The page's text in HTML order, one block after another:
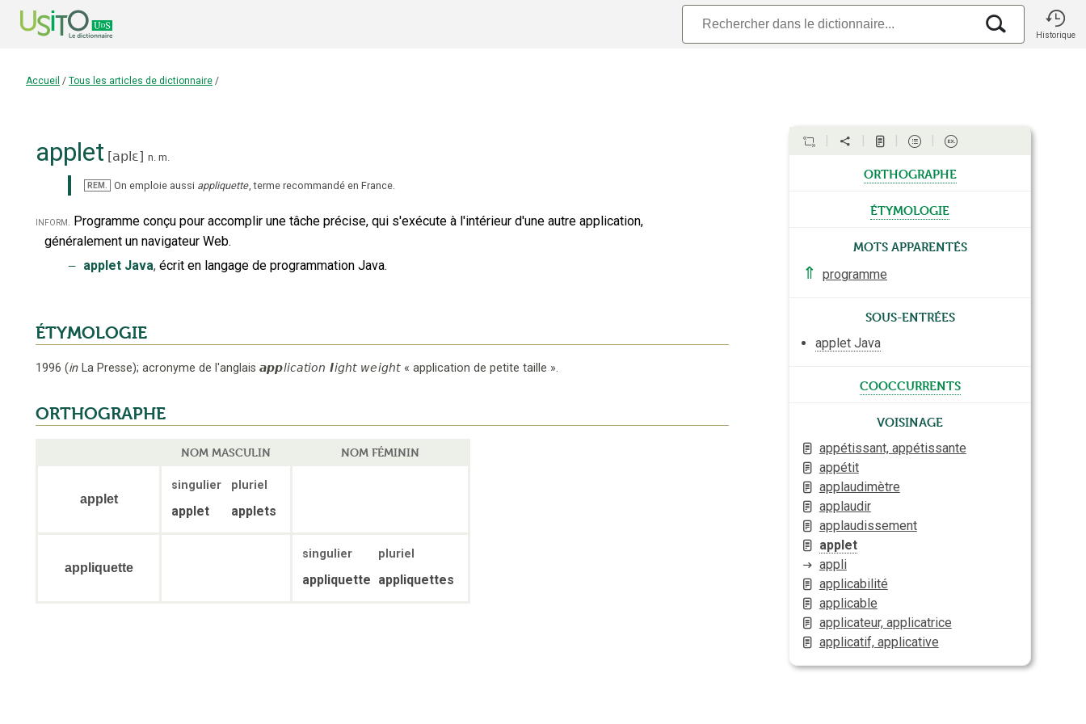
Historique
Accueil / Tous les articles de dictionnaire /
applet [aplɛ] n. m.
REM. On emploie aussi appliquette, terme recommandé en France.
inform. Programme conçu pour accomplir une tâche précise, qui s'exécute à l'intérieur d'une autre application,
généralement un navigateur Web.
‒ applet Java, écrit en langage de programmation Java.
ÉTYMOLOGIE
1996 (in La Presse); acronyme de l'anglais application light weight « application de petite taille ».
ORTHOGRAPHE
NOM MASCULIN NOM FÉMININ
applet
singulier pluriel
applet applets
appliquette
singulier pluriel
appliquette appliquettes
orthographe
étymologie
Mots apparentés
⇑
programme
Sous-entrées
applet Java
cooccurrents
Voisinage
appétissant, appétissante
appétit
applaudimètre
applaudir
applaudissement
applet
appli
applicabilité
applicable
applicateur, applicatrice
applicatif, applicative